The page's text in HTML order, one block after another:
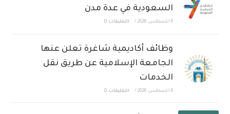
السعودية في عدة مدن
6 أغسطس، 2026 / التعليقات: 0
وظائف أكاديمية شاغرة تعلن عنها
الجامعة الإسلامية عن طريق نقل
الخدمات
6 أغسطس، 2026 / التعليقات: 0